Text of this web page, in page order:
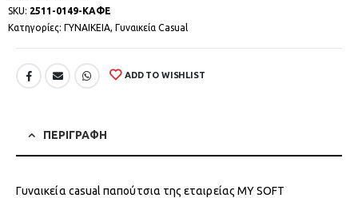
SKU: 2511-0149-ΚΑΦΕ
Κατηγορίες: ΓΥΝΑΙΚΕΙΑ, Γυναικεία Casual
ADD TO WISHLIST
ΠΕΡΙΓΡΑΦΗ
Γυναικεία casual παπούτσια της εταιρείας MY SOFT